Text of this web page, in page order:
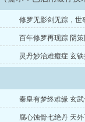
修罗无影剑无踪，世
百年修罗再现踪 阴
灵丹妙治难癒症 玄
秦皇有梦终难缘 玄
腐心蚀骨七绝丹 天